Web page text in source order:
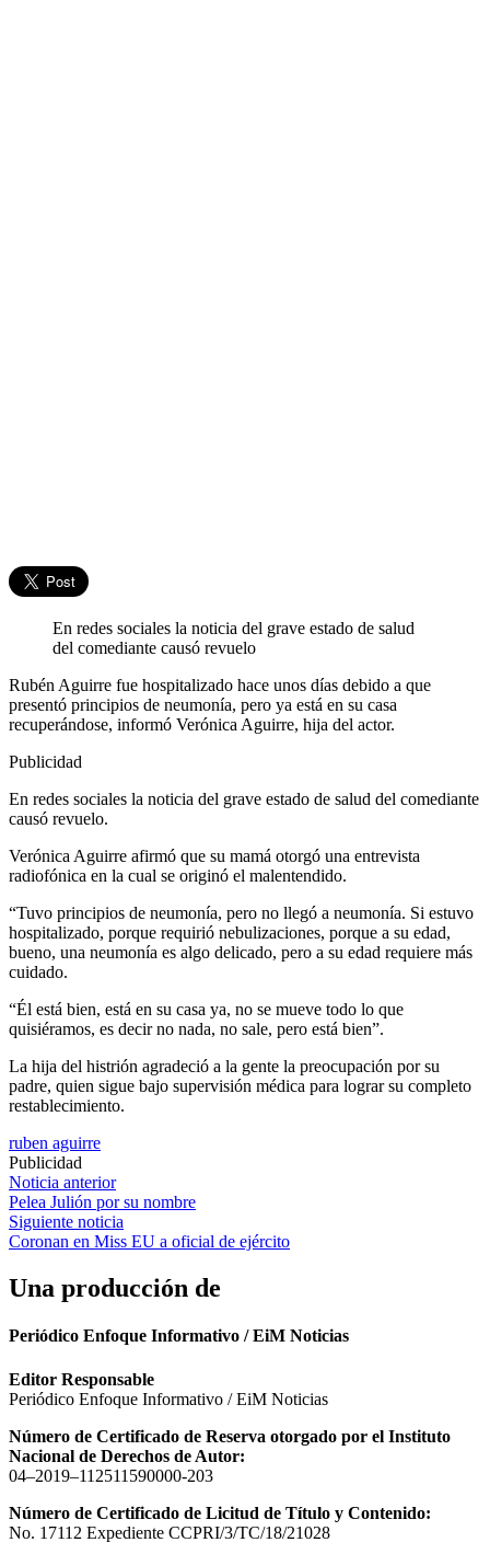
En redes sociales la noticia del grave estado de salud
del comediante causó revuelo
Rubén Aguirre fue hospitalizado hace unos días debido a que
presentó principios de neumonía, pero ya está en su casa
recuperándose, informó Verónica Aguirre, hija del actor.
Publicidad
En redes sociales la noticia del grave estado de salud del comediante
causó revuelo.
Verónica Aguirre afirmó que su mamá otorgó una entrevista
radiofónica en la cual se originó el malentendido.
“Tuvo principios de neumonía, pero no llegó a neumonía. Si estuvo
hospitalizado, porque requirió nebulizaciones, porque a su edad,
bueno, una neumonía es algo delicado, pero a su edad requiere más
cuidado.
“Él está bien, está en su casa ya, no se mueve todo lo que
quisiéramos, es decir no nada, no sale, pero está bien”.
La hija del histrión agradeció a la gente la preocupación por su
padre, quien sigue bajo supervisión médica para lograr su completo
restablecimiento.
ruben aguirre
Publicidad
Navegación
de
entradas
Noticia anterior
Pelea Julión por su nombre
Siguiente noticia
Coronan en Miss EU a oficial de ejército
Una producción de
Periódico Enfoque Informativo / EiM Noticias
Editor Responsable
Periódico Enfoque Informativo / EiM Noticias
Número de Certificado de Reserva otorgado por el Instituto
Nacional de Derechos de Autor:
04–2019–112511590000-203
Número de Certificado de Licitud de Título y Contenido:
No. 17112 Expediente CCPRI/3/TC/18/21028